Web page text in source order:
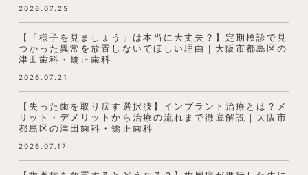
2026.07.25
【「様子を見ましょう」は本当に大丈夫？】定期検診で見
つかった異常を放置しないでほしい理由｜大阪市都島区の
津田歯科・矯正歯科
2026.07.21
【失った歯を取り戻す選択肢】インプラント治療とは？メ
リット・デメリットから治療の流れまで徹底解説｜大阪市
都島区の津田歯科・矯正歯科
2026.07.17